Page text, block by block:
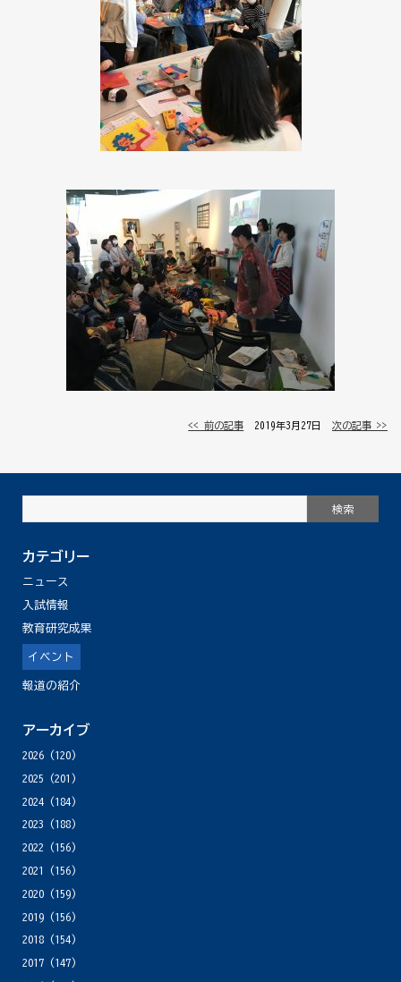
<< 前の記事 │ 2019年3月27日 │次の記事 >>
カテゴリー
ニュース
入試情報
教育研究成果
イベント
報道の紹介
アーカイブ
2026(120)
2025 (201)
2024(184)
2023 (188)
2022 (156)
2021
(156)
2020(159)
2019(156)
2018(154)
2017(147)